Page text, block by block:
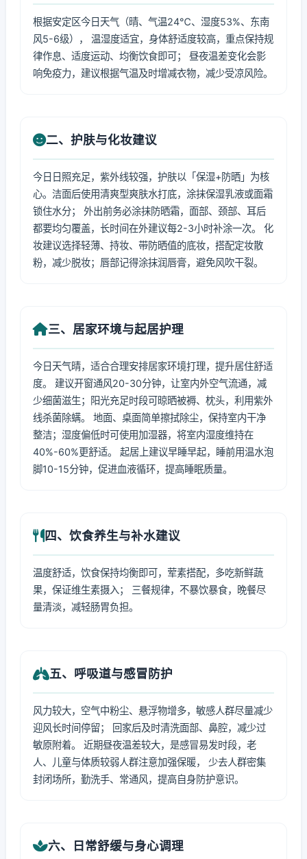
根据安定区今日天气（晴、气温24℃、湿度53%、东南
风5-6级）， 温湿度适宜，身体舒适度较高，重点保持规
律作息、适度运动、均衡饮食即可； 昼夜温差变化会影
响免疫力，建议根据气温及时增减衣物，减少受凉风险。
二、护肤与化妆建议
今日日照充足，紫外线较强，护肤以「保湿+防晒」为核
心。洁面后使用清爽型爽肤水打底，涂抹保湿乳液或面霜
锁住水分； 外出前务必涂抹防晒霜，面部、颈部、耳后
都要均匀覆盖，长时间在外建议每2-3小时补涂一次。 化
妆建议选择轻薄、持妆、带防晒值的底妆，搭配定妆散
粉，减少脱妆；唇部记得涂抹润唇膏，避免风吹干裂。
三、居家环境与起居护理
今日天气晴，适合合理安排居家环境打理，提升居住舒适
度。 建议开窗通风20-30分钟，让室内外空气流通，减
少细菌滋生；阳光充足时段可晾晒被褥、枕头，利用紫外
线杀菌除螨。 地面、桌面简单擦拭除尘，保持室内干净
整洁；湿度偏低时可使用加湿器，将室内湿度维持在
40%-60%更舒适。 起居上建议早睡早起，睡前用温水泡
脚10-15分钟，促进血液循环，提高睡眠质量。
四、饮食养生与补水建议
温度舒适，饮食保持均衡即可，荤素搭配，多吃新鲜蔬
果，保证维生素摄入； 三餐规律，不暴饮暴食，晚餐尽
量清淡，减轻肠胃负担。
五、呼吸道与感冒防护
风力较大，空气中粉尘、悬浮物增多，敏感人群尽量减少
迎风长时间停留； 回家后及时清洗面部、鼻腔，减少过
敏原附着。 近期昼夜温差较大，是感冒易发时段，老
人、儿童与体质较弱人群注意加强保暖， 少去人群密集
封闭场所，勤洗手、常通风，提高自身防护意识。
六、日常舒缓与身心调理